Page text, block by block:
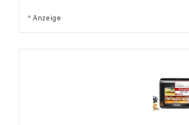
* Anzeige